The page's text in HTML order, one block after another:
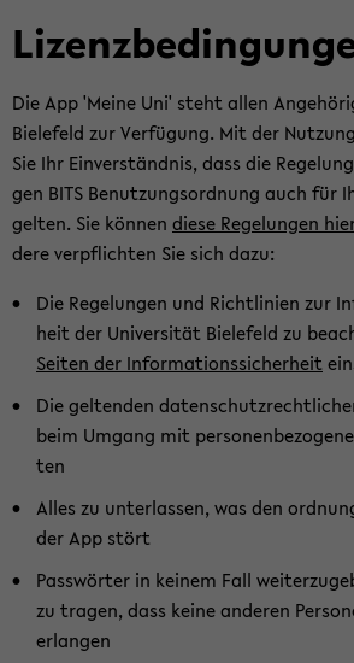
Die App 'Meine Uni' steht allen
Bie­le­feld zur Ver­fü­gung. Mit der
Sie Ihr Ein­ver­ständ­nis, dass die
gen BITS Be­nut­zungs­ord­nung auch für
gel­ten. Sie kön­nen diese Re­ge­lun­gen
de­re ver­pflich­ten Sie sich dazu:
Die Re­ge­lun­gen und Richt­li­ni­en zur
heit der Uni­ver­si­tät Bie­le­feld zu
Sei­ten der In­for­ma­ti­ons­si­cher­heit
Die gel­ten­den
beim Um­gang mit
ten
Alles zu un­ter­las­sen, was den
der App stört
Pass­wör­ter in kei­nem Fall
zu tra­gen, dass keine an­de­ren
er­lan­gen